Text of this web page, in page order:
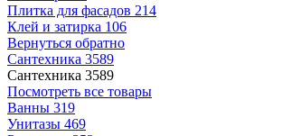
Плитка для фасадов 214
Клей и затирка 106
Вернуться обратно
Сантехника 3589
Сантехника 3589
Посмотреть все товары
Ванны 319
Унитазы 469